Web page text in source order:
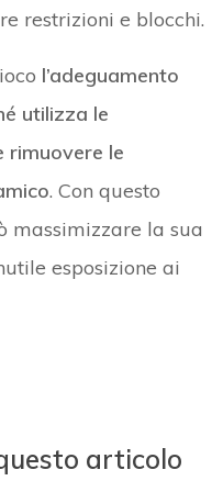
restrizioni e blocchi.
l’adeguamento
utilizza le
rimuovere le
. Con questo
massimizzare la sua
esposizione ai
articolo